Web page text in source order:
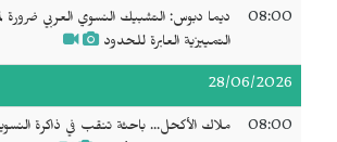
08:00
ديما دبوس: التشبيك النسوي العربي ضرورة
التمييزية العابرة للحدود
28/06/2026
08:00
ملاك الأكحل... باحثة تنقب في ذاكرة